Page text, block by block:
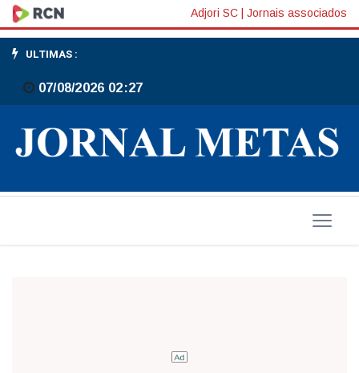
A
história
não
se
apaga
Adjori SC Jornais associados
ULTIMAS :
07/08/2026 02:27